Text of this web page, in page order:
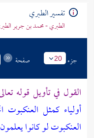
تفسير الطبري
الطبري - محمد بن جرير
جزء 20 صفحة
القول في تأويل قوله
أولياء كمثل
العنكبوت لو كانوا يعلمون